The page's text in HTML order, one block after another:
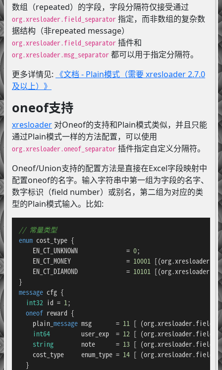
数组（repeated）的字段，字段分隔符仅接受通过
org.xresloader.field_separator指定，而非数组的复杂数
据结构（非repeated message）
org.xresloader.field_separator插件和
org.xresloader.msg_separator都可以用于指定分隔符。
更多详情见: 《文档 - Plain模式（需要 xresloader 2.7.0
及以上）》
oneof支持
xresloader对Oneof的支持和Plain模式类似，并且只能
通过Plain模式一样的方法配置，可以使用
org.xresloader.oneof_separator插件指定自定义分隔符。
Oneof/Union支持的配置方法是直接在Excel字段映射中
配置oneof的名字。输入字符串中第一组为字段的名字、
数字标识（field number）或别名，第二组为对应的类
型的Plain模式输入。比如:
// 常量类型
enum cost_type {
    EN_CT_UNKNOWN              =
0;
    EN_CT_MONEY                =
10001
    EN_CT_DIAMOND              =
10101
message cfg {
int32 id = 1 ;
oneof reward {
    plain_
message msg
       =
11 [
int64
         user_exp  =
12 [
string
        note      =
13 [
    cost_type     enum_type =
14 [
  }